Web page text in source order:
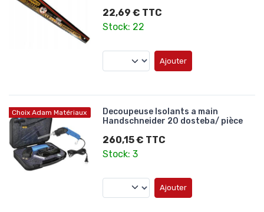
22,69 € TTC
Stock: 22
Ajouter
Choix Adam Matériaux
Decoupeuse Isolants a main
Handschneider 20 dosteba/ pièce
260,15 € TTC
Stock: 3
Ajouter